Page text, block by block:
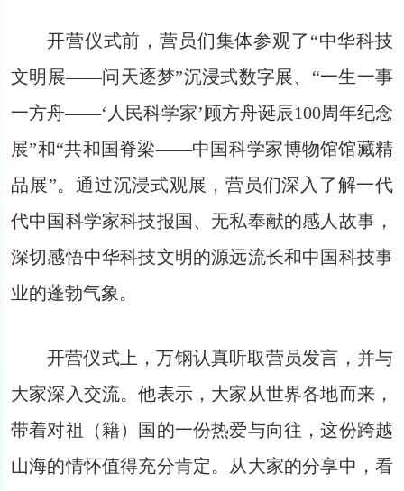
开营仪式前，营员们集体参观了“中华科技
文明展——问天逐梦”沉浸式数字展、“一生一事
一方舟——‘人民科学家’顾方舟诞辰100周年纪念
展”和“共和国脊梁——中国科学家博物馆馆藏精
品展”。通过沉浸式观展，营员们深入了解一代
代中国科学家科技报国、无私奉献的感人故事，
深切感悟中华科技文明的源远流长和中国科技事
业的蓬勃气象。
开营仪式上，万钢认真听取营员发言，并与
大家深入交流。他表示，大家从世界各地而来，
带着对祖（籍）国的一份热爱与向往，这份跨越
山海的情怀值得充分肯定。从大家的分享中，看